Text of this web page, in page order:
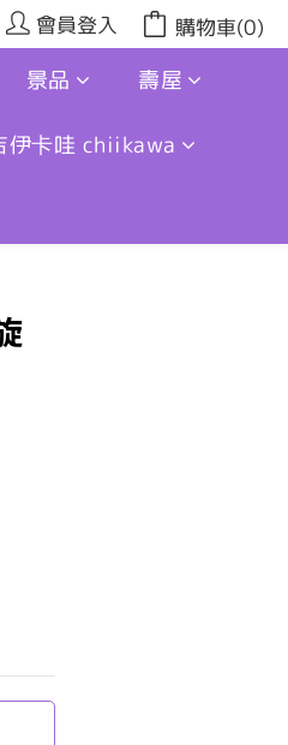
會員登入 購物車(0)
景品 壽屋
伊卡哇 chiikawa